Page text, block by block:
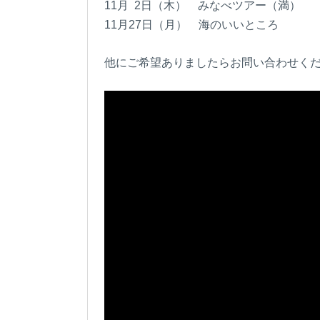
11月 2日（木） みなべツアー（満）
11月27日（月） 海のいいところ
他にご希望ありましたらお問い合わせく